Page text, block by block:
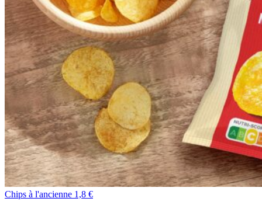
Chips à l'ancienne 1,8 €